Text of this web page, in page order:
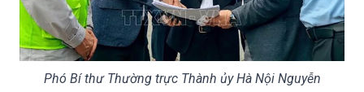
Phó Bí thư Thường trực Thành ủy Hà Nội Nguyễn